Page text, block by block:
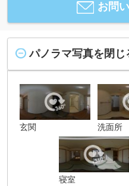
お問
パノラマ写真を閉じ
玄関 洗面所
寝室